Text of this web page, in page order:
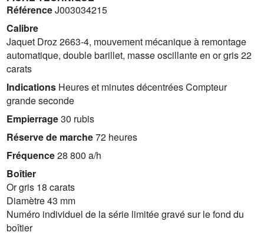
RéférenceJ003034215
Calibre
Jaquet Droz 2663-4, mouvement mécanique à remontage
automatique, double barillet, masse oscillante en or gris 22
carats
Indications Heures et minutes décentrées Compteur
grande seconde
Empierrage30 rubis
Réserve de marche72 heures
Fréquence28 800 a/h
Boîtier
Or gris 18 carats
Diamètre 43 mm
Numéro individuel de la série limitée gravé sur le fond du
boîtier